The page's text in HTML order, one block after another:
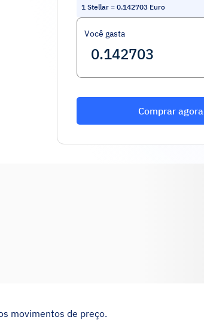
1 Stellar = 0.142703 Euro
Você gasta
Comprar agora
movimentos de preço.